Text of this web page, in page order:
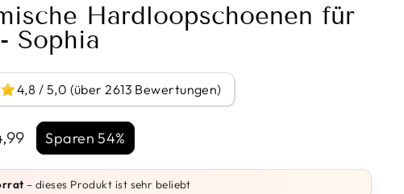
Hardloopschoenen für
Sophia
4,8 / 5,0 (über 2613 Bewertungen)
Sparen 54%
– dieses Produkt ist sehr beliebt